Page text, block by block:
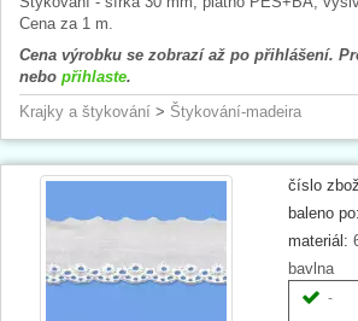
Cena za 1 m.
Cena výrobku se zobrazí až po přihlášení.
nebo přihlaste.
Krajky a štykování > Štykování-madeira
číslo
baleno po:
materiál:
bavlna
-